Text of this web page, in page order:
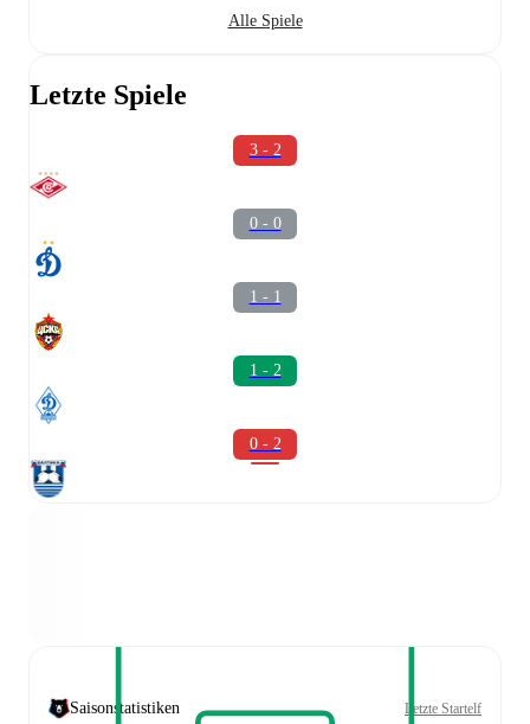
Alle Spiele
Letzte Spiele
3 - 2
0 - 0
1 - 1
1 - 2
0 - 2
Saisonstatistiken Letzte Startelf